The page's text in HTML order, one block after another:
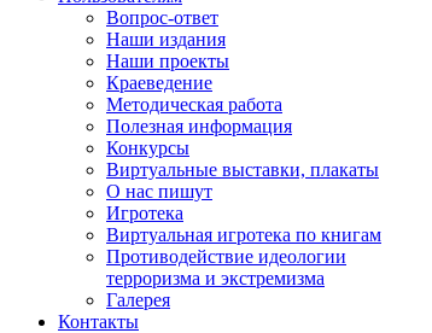
Вопрос-ответ
Наши издания
Наши проекты
Краеведение
Методическая работа
Полезная информация
Конкурсы
Виртуальные выставки, плакаты
О нас пишут
Игротека
Виртуальная игротека по книгам
Противодействие идеологии
терроризма и экстремизма
Галерея
Контакты